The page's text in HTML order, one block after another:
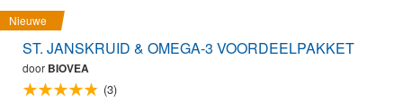
Nieuwe
ST. JANSKRUID & OMEGA-3 VOORDEELPAKKET
door BIOVEA
(3)